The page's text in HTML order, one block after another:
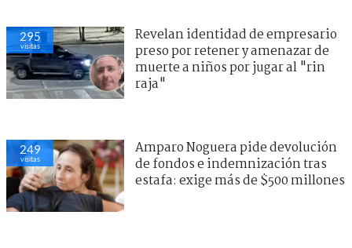
295
visitas
Revelan identidad de empresario
preso por retener y amenazar de
muerte a niños por jugar al "rin
raja"
249
visitas
Amparo Noguera pide devolución
de fondos e indemnización tras
estafa: exige más de $500 millones